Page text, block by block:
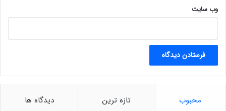
مجله خبری lastech
استراتژیکایکس باکسمایکروسافت
وب‌ سایت
محبوب تازه ترین دیدگاه ها